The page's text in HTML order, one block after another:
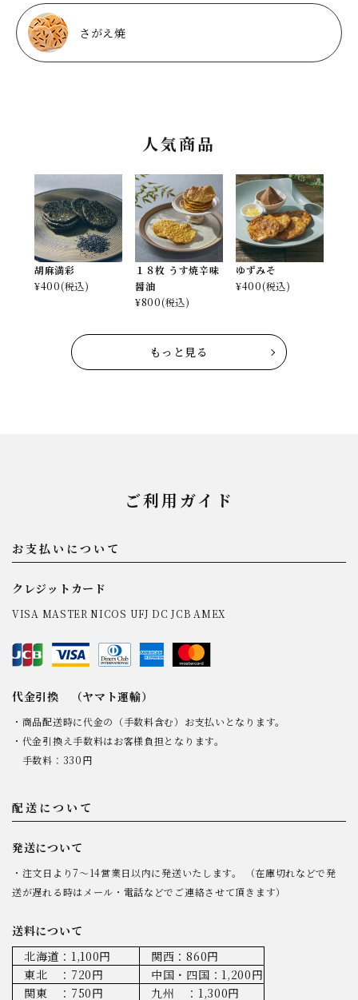
さがえ焼
人気商品
胡麻満彩
¥400(税込)
１８枚 うす焼辛味
醤油
¥800(税込)
ゆずみそ
¥400(税込)
もっと見る
ご利用ガイド
お支払いについて
クレジットカード
VISA MASTER NICOS UFJ DC JCB AMEX
代金引換 （ヤマト運輸）
・商品配送時に代金の（手数料含む）お支払いとなります。
・代金引換え手数料はお客様負担となります。
手数料：330円
配送について
発送について
・注文日より7～14営業日以内に発送いたします。 （在庫切れなどで発
送が遅れる時はメール・電話などでご連絡させて頂きます）
送料について
北海道：1,100円
関西：860円
東北 ：720円
中国・四国：1,200円
関東 ：750円
九州 ：1,300円